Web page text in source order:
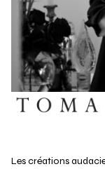
Les créations